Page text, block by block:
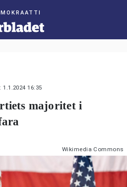
1.1.2024 16:35
majoritet i
Wikimedia Commons